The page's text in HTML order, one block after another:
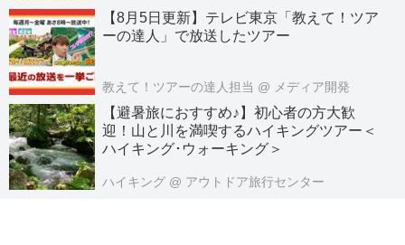
【8月5日更新】テレビ東京「教えて！ツア
ーの達人」で放送したツアー
教えて！ツアーの達人担当 @ メディア開発
【避暑旅におすすめ♪】初心者の方大歓
迎！山と川を満喫するハイキングツアー＜
ハイキング･ウォーキング＞
ハイキング @ アウトドア旅行センター